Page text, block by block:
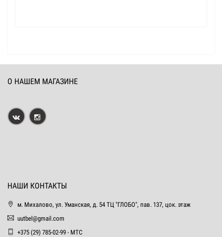
О НАШЕМ МАГАЗИНЕ
НАШИ КОНТАКТЫ
м. Михалово, ул. Уманская, д. 54 ТЦ "ГЛОБО", пав. 137, цок. этаж
uutbel@gmail.com
+375 (29) 785-02-99 - МТС